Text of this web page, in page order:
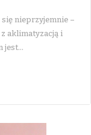
nieprzyjemnie –
aklimatyzacją i
jest…